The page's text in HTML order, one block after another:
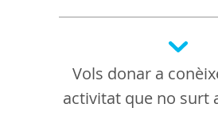
Vols donar a
activitat que no surt